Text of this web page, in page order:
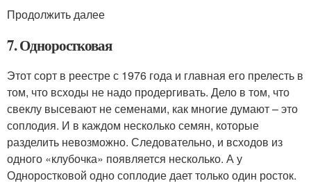
Продолжить далее
7. Одноростковая
Этот сорт в реестре с 1976 года и главная его прелесть в
том, что всходы не надо продергивать. Дело в том, что
свеклу высевают не семенами, как многие думают – это
соплодия. И в каждом несколько семян, которые
разделить невозможно. Следовательно, и всходов из
одного «клубочка» появляется несколько. А у
Одноростковой одно соплодие дает только один росток.